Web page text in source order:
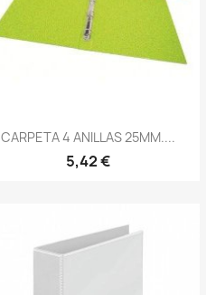
Vista rápida
CARPETA 4 ANILLAS 25MM....
5,42 €